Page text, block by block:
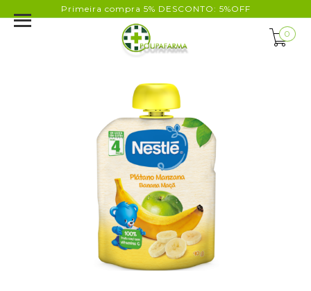
Primeira compra 5% DESCONTO: 5%OFF
0